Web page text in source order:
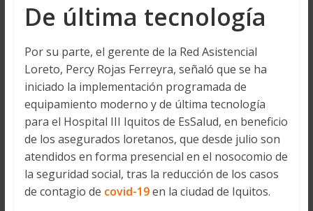
De última tecnología
Por su parte, el gerente de la Red Asistencial
Loreto, Percy Rojas Ferreyra, señaló que se ha
iniciado la implementación programada de
equipamiento moderno y de última tecnología
para el Hospital III Iquitos de EsSalud, en beneficio
de los asegurados loretanos, que desde julio son
atendidos en forma presencial en el nosocomio de
la seguridad social, tras la reducción de los casos
de contagio de covid-19en la ciudad de Iquitos.